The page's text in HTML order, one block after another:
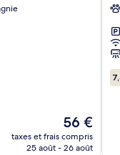
Le
nouveau
prix
56 €
taxes et frais compris
25 août - 26 août